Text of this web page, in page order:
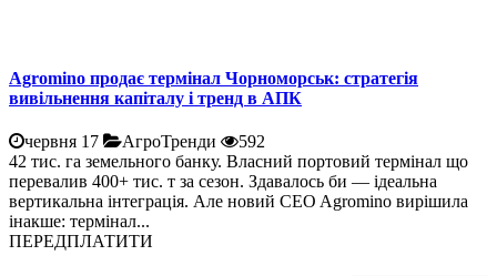
Agromino продає термінал Чорноморськ: стратегія
вивільнення капіталу і тренд в АПК
червня 17 АгроТренди
592
42 тис. га земельного банку. Власний портовий термінал що
перевалив 400+ тис. т за сезон. Здавалось би — ідеальна
вертикальна інтеграція. Але новий CEO Agromino вирішила
інакше: термінал...
ПЕРЕДПЛАТИТИ